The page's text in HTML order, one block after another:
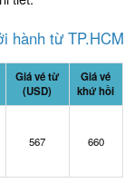
hành từ TP.HCM
Giá vé từ
(USD)
Giá vé
khứ hồi
567 660